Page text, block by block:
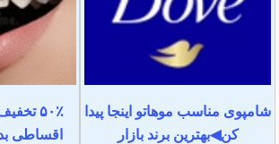
شامپوی مناسب موهاتو اینجا پیدا
کن◀بهترین برند بازار
۵۰٪
اقساطی